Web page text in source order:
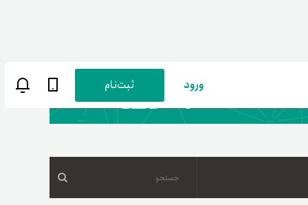
پارسی
ورود ثبت‌نام